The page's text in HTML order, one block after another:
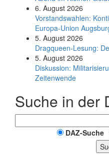
6. August 2026
Vorstandswahlen:
Europa-Union
5. August 2026
Dragqueen-Lesung:
5. August 2026
Diskussion:
Zeitenwende
Suche in der
DAZ-Suche